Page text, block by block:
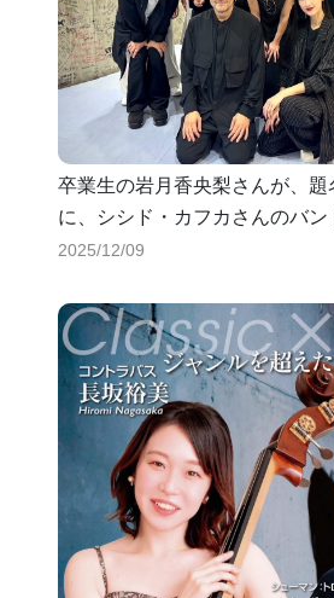
卒業生の岩月香央梨さんが、題
に、シシド・カフカさんのバン
す。
2025/12/09